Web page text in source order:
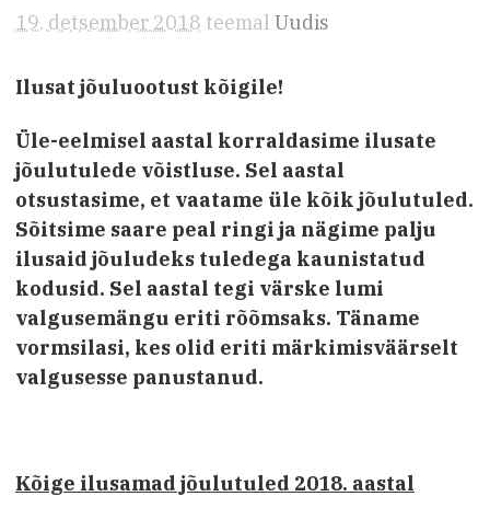
19. detsember 2018 teemal Uudis
Ilusat jõuluootust kõigile!
Üle-eelmisel aastal korraldasime ilusate
jõulutulede võistluse. Sel aastal
otsustasime, et vaatame üle kõik jõulutuled.
Sõitsime saare peal ringi ja nägime palju
ilusaid jõuludeks tuledega kaunistatud
kodusid. Sel aastal tegi värske lumi
valgusemängu eriti rõõmsaks. Täname
vormsilasi, kes olid eriti märkimisväärselt
valgusesse panustanud.
Kõige ilusamad jõulutuled 2018. aastal